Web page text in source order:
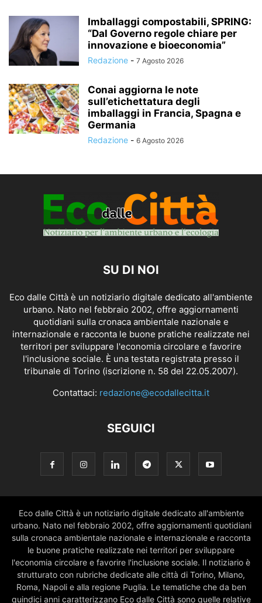
Imballaggi compostabili, SPRING:
“Dal Governo regole chiare per
innovazione e bioeconomia”
Redazione - 7 Agosto 2026
Conai aggiorna le note
sull’etichettatura degli
imballaggi in Francia, Spagna e
Germania
Redazione - 6 Agosto 2026
SU DI NOI
Eco dalle Città è un notiziario digitale dedicato all'ambiente
urbano. Nato nel febbraio 2002, offre aggiornamenti
quotidiani sulla cronaca ambientale nazionale e
internazionale e racconta le buone pratiche realizzate nei
territori per sviluppare l'economia circolare e favorire
l'inclusione sociale. È una testata registrata presso il
tribunale di Torino (iscrizione n. 58 del 22.05.2007).
Contattaci: redazione@ecodallecitta.it
SEGUICI
Eco dalle Città è un notiziario digitale dedicato all'ambiente
urbano. Nato nel febbraio 2002, offre aggiornamenti quotidiani
sulla cronaca ambientale nazionale e internazionale e racconta
le buone pratiche realizzate nei territori per sviluppare
l'economia circolare e favorire l'inclusione sociale. Il notiziario è
strutturato con rubriche dedicate alle città di Torino, Milano,
Roma, Napoli e alla regione Puglia. Le tematiche che da ben
quindici anni caratterizzano Eco dalle Città sono quelle relative